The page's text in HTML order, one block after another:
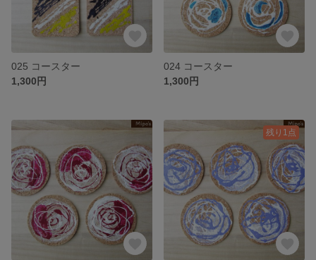
025 コースター
1,300円
024 コースター
1,300円
残り1点